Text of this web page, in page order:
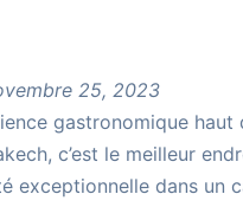
25, 2023
gastronomique haut
c’est le meilleur
exceptionnelle dans un